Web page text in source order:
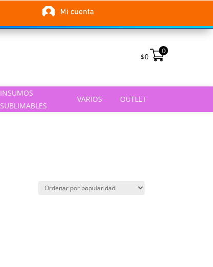
$0
0
INSUMOS
SUBLIMABLES
VARIOS OUTLET